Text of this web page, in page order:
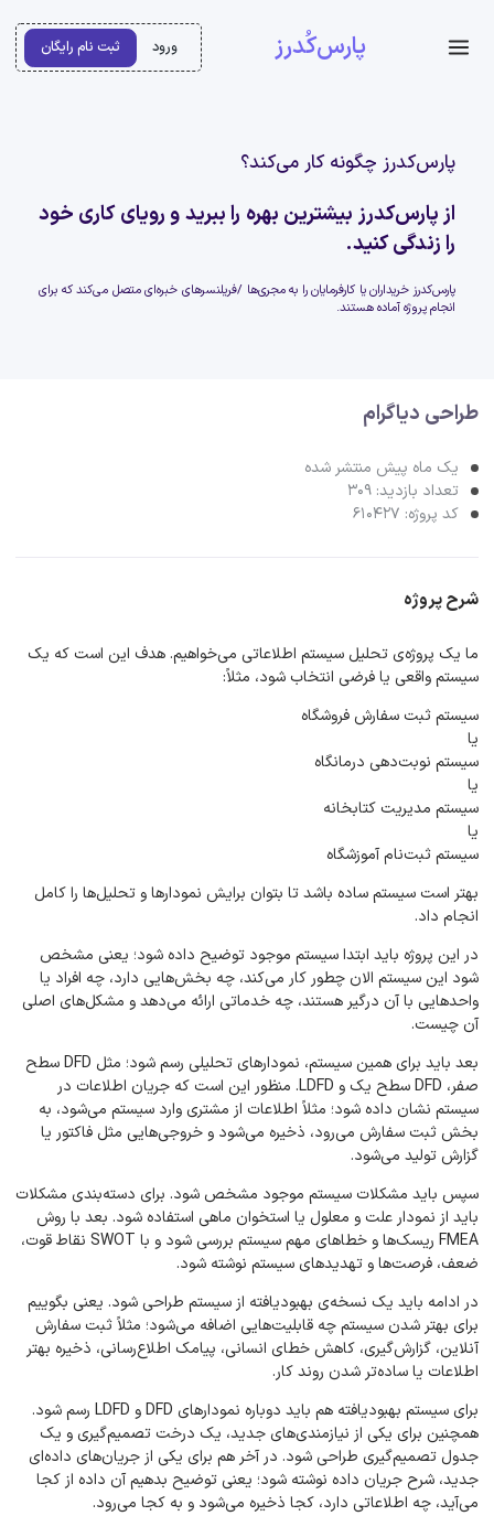
پارس‌کُدرز ورود ثبت نام رایگان
پارس‌کدرز چگونه کار می‌کند؟
از پارس‌کدرز بیشترین بهره را ببرید و رویای کاری خود
را زندگی کنید.
پارس‌کدرز خریداران یا کارفرمایان را به مجری‌ها /فریلنسرهای خبره‌ای متصل می‌کند که برای
انجام پروژه آماده هستند.
طراحی دیاگرام
یک ماه پیش منتشر شده
تعداد بازدید: 309
کد پروژه: 610427
شرح پروژه
ما یک پروژه‌ی تحلیل سیستم اطلاعاتی می‌خواهیم. هدف این است که یک
سیستم واقعی یا فرضی انتخاب شود، مثلاً:
سیستم ثبت سفارش فروشگاه
یا
سیستم نوبت‌دهی درمانگاه
یا
سیستم مدیریت کتابخانه
یا
سیستم ثبت‌نام آموزشگاه
بهتر است سیستم ساده باشد تا بتوان برایش نمودارها و تحلیل‌ها را کامل
انجام داد.
در این پروژه باید ابتدا سیستم موجود توضیح داده شود؛ یعنی مشخص
شود این سیستم الان چطور کار می‌کند، چه بخش‌هایی دارد، چه افراد یا
واحدهایی با آن درگیر هستند، چه خدماتی ارائه می‌دهد و مشکل‌های اصلی
آن چیست.
بعد باید برای همین سیستم، نمودارهای تحلیلی رسم شود؛ مثل DFD سطح
صفر، DFD سطح یک و LDFD. منظور این است که جریان اطلاعات در
سیستم نشان داده شود؛ مثلاً اطلاعات از مشتری وارد سیستم می‌شود، به
بخش ثبت سفارش می‌رود، ذخیره می‌شود و خروجی‌هایی مثل فاکتور یا
گزارش تولید می‌شود.
سپس باید مشکلات سیستم موجود مشخص شود. برای دسته‌بندی مشکلات
باید از نمودار علت و معلول یا استخوان ماهی استفاده شود. بعد با روش
FMEA ریسک‌ها و خطاهای مهم سیستم بررسی شود و با SWOT نقاط قوت،
ضعف، فرصت‌ها و تهدیدهای سیستم نوشته شود.
در ادامه باید یک نسخه‌ی بهبود‌یافته از سیستم طراحی شود. یعنی بگوییم
برای بهتر شدن سیستم چه قابلیت‌هایی اضافه می‌شود؛ مثلاً ثبت سفارش
آنلاین، گزارش‌گیری، کاهش خطای انسانی، پیامک اطلاع‌رسانی، ذخیره بهتر
اطلاعات یا ساده‌تر شدن روند کار.
برای سیستم بهبود‌یافته هم باید دوباره نمودارهای DFD و LDFD رسم شود.
همچنین برای یکی از نیازمندی‌های جدید، یک درخت تصمیم‌گیری و یک
جدول تصمیم‌گیری طراحی شود. در آخر هم برای یکی از جریان‌های داده‌ای
جدید، شرح جریان داده نوشته شود؛ یعنی توضیح بدهیم آن داده از کجا
می‌آید، چه اطلاعاتی دارد، کجا ذخیره می‌شود و به کجا می‌رود.